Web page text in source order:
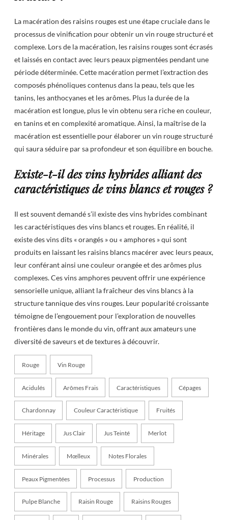
La macération des raisins rouges est une étape cruciale dans le
processus de vinification pour obtenir un vin rouge structuré et
complexe. Lors de la macération, les raisins rouges sont écrasés
et laissés en contact avec leurs peaux pigmentées pendant une
période déterminée. Cette macération permet l’extraction des
composés phénoliques contenus dans la peau, tels que les
tanins, les anthocyanes et les arômes. Plus la durée de la
macération est longue, plus le vin obtenu sera riche en couleur,
en tanins et en complexité aromatique. Ainsi, la maîtrise de la
macération est essentielle pour élaborer un vin rouge structuré
qui saura séduire par sa profondeur et son équilibre en bouche.
Existe-t-il des vins hybrides alliant des
caractéristiques de vins blancs et rouges ?
Il est souvent demandé s’il existe des vins hybrides combinant
les caractéristiques des vins blancs et rouges. En réalité, il
existe des vins dits « orangés » ou « amphores » qui sont
produits en laissant les raisins blancs macérer avec leurs peaux,
leur conférant ainsi une couleur orangée et des arômes plus
complexes. Ces vins amphores peuvent offrir une expérience
sensorielle unique, alliant la fraîcheur des vins blancs à la
structure tannique des vins rouges. Leur popularité croissante
témoigne de l’engouement pour l’exploration de nouvelles
frontières dans le monde du vin, offrant aux amateurs une
diversité de saveurs et de textures à découvrir.
Rouge Vin Rouge
Acidulés Arômes Frais Caractéristiques Cépages
Chardonnay Couleur Caractéristique Fruités
Héritage Jus Clair Jus Teinté Merlot
Minérales Mœlleux Notes Florales
Peaux Pigmentées Processus Production
Pulpe Blanche Raisin Rouge Raisins Rouges